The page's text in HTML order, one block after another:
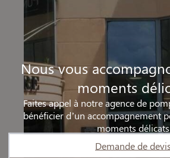
Nous vous
moments
Faites appel à notre agence de
bénéficier d’un accompagnement
moments délicats
Demande de devis